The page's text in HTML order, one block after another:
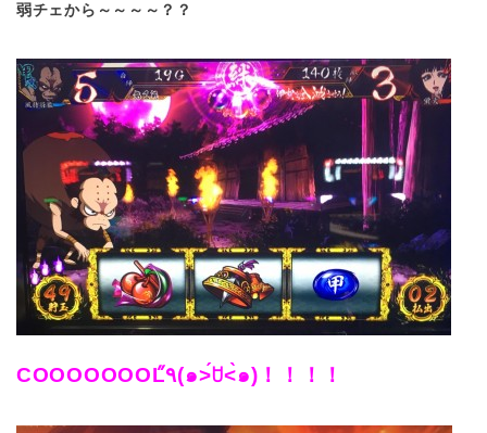
弱チェから～～～～？？
COOOOOOOL٩̋(๑˃́ꇴ˂̀๑)！！！！